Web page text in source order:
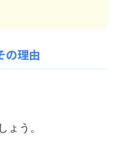
の理由
う。